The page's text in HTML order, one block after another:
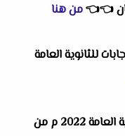
👈
👈من هنا
للثانوية العامة
امتحان فيزياء متوقع بالاجابات للثانوية العامة 2022 م من